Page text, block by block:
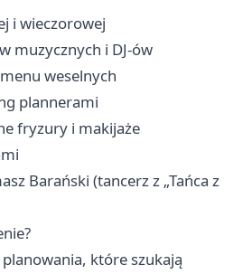
i wieczorowej
muzycznych i DJ-ów
weselnych
plannerami
fryzury i makijaże
Barański (tancerz z „Tańca z
które szukają